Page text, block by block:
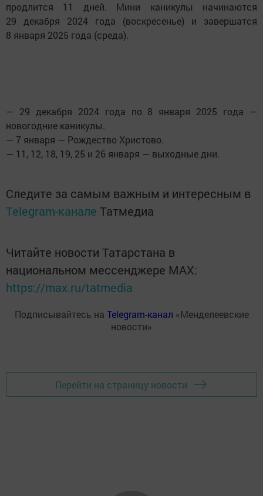
продлится 11 дней. Мини каникулы начинаются
29 декабря 2024 года (воскресенье) и завершатся
8 января 2025 года (среда).
— 29 декабря 2024 года по 8 января 2025 года —
новогодние каникулы.
— 7 января — Рождество Христово.
— 11, 12, 18, 19, 25 и 26 января — выходные дни.
Следите за самым важным и интересным в
Telegram-канале Татмедиа
Читайте новости Татарстана в
национальном мессенджере MАХ:
https://max.ru/tatmedia
Подписывайтесь на Telegram-канал «Менделеевские
новости»
Перейти на страницу новости